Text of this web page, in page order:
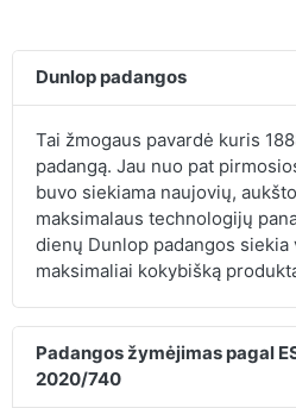
Dunlop padangos
Tai žmogaus pavardė kuris
padangą. Jau nuo pat
buvo siekiama naujovių,
maksimalaus technologijų
dienų Dunlop padangos
maksimaliai kokybišką
Padangos žymėjimas pagal
2020/740